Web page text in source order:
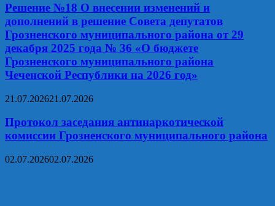
Решение №18 О внесении изменений и
дополнений в решение Совета депутатов
Грозненского муниципального района от 29
декабря 2025 года № 36 «О бюджете
Грозненского муниципального района
Чеченской Республики на 2026 год»
21.07.202621.07.2026
Протокол заседания антинаркотической
комиссии Грозненского муниципального района
02.07.202602.07.2026